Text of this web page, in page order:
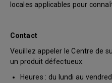
locales applicables pour
Contact
Veuillez appeler le Centre de
un produit défectueux.
Heures : du lundi au